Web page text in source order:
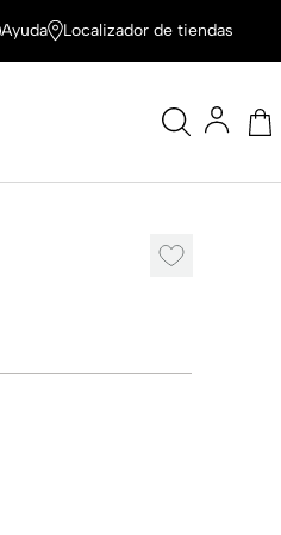
Ayuda Localizador de tiendas